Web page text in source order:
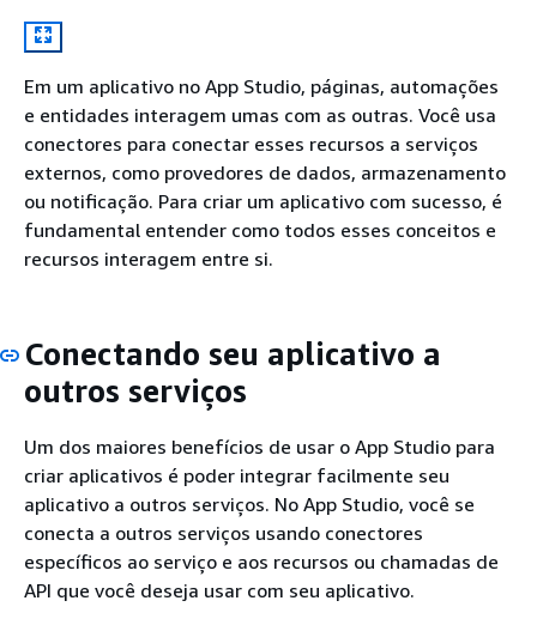
Em um aplicativo no App Studio, páginas, automações
e entidades interagem umas com as outras. Você usa
conectores para conectar esses recursos a serviços
externos, como provedores de dados, armazenamento
ou notificação. Para criar um aplicativo com sucesso, é
fundamental entender como todos esses conceitos e
recursos interagem entre si.
Conectando seu aplicativo a
outros serviços
Um dos maiores benefícios de usar o App Studio para
criar aplicativos é poder integrar facilmente seu
aplicativo a outros serviços. No App Studio, você se
conecta a outros serviços usando conectores
específicos ao serviço e aos recursos ou chamadas de
API que você deseja usar com seu aplicativo.